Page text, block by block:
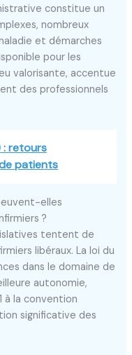
constitue un
nombreux
et démarches
pour les
valorisante, accentue
des professionnels
: retours
patients
elles
?
tentent de
libéraux. La loi du
dans le domaine de
autonomie,
à la convention
significative des